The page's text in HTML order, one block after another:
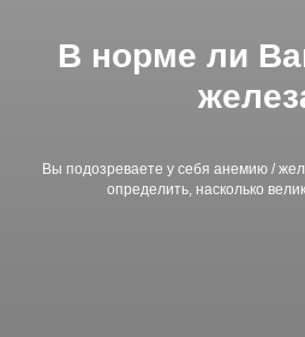
В норме ли
Вы подозреваете у себя анемию /
определить, насколько